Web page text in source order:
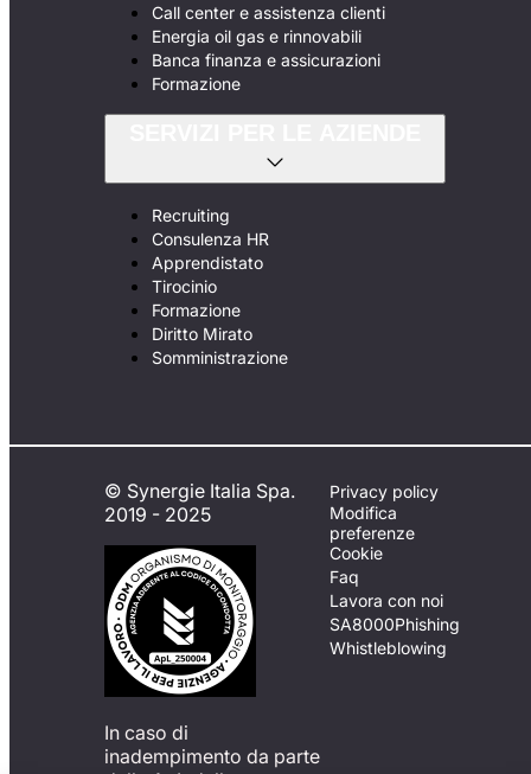
Call center e assistenza clienti
Energia oil gas e rinnovabili
Banca finanza e assicurazioni
Formazione
Recruiting
Consulenza HR
Apprendistato
Tirocinio
Formazione
Diritto Mirato
Somministrazione
© Synergie Italia Spa.
2019 - 2025
In caso di
inadempimento da parte
Privacy policy
Modifica
preferenze
Cookie
Faq
Lavora con noi
SA8000Phishing
Whistleblowing